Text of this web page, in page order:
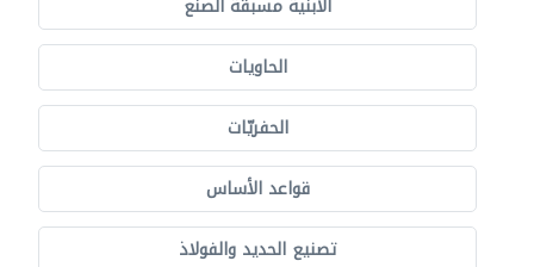
الأبنية مسبقة الصنع
الحاويات
الحفريّات
قواعد الأساس
تصنيع الحديد والفولاذ